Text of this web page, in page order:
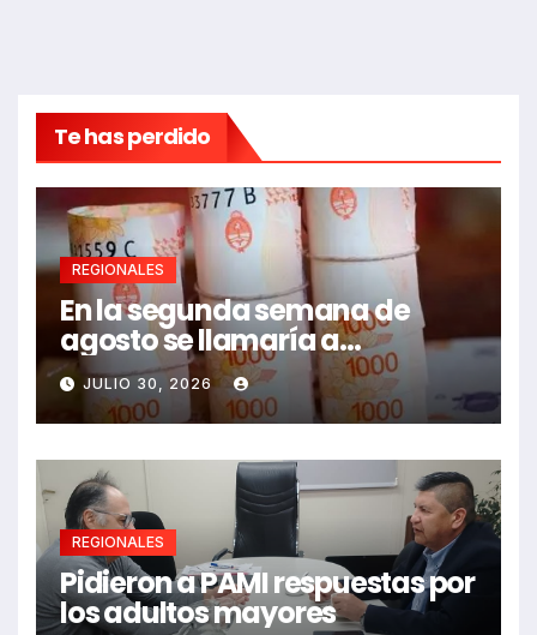
Te has perdido
REGIONALES
En la segunda semana de
agosto se llamaría a
paritarias
JULIO 30, 2026
REGIONALES
Pidieron a PAMI respuestas por
los adultos mayores